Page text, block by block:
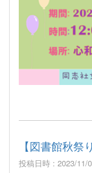
【図書館秋祭
投稿日時 : 2023/11/